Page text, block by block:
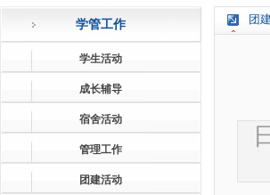
学管工作
学生活动
成长辅导
宿舍活动
管理工作
团建活动
团